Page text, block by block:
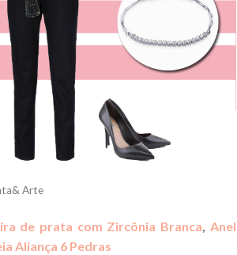
Arte
de prata com Zircônia Branca, Anel
Aliança 6 Pedras